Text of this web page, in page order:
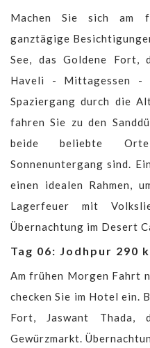
Machen Sie sich am
ganztägige
See, das Goldene Fort,
Haveli - Mittagessen -
Spaziergang durch die
fahren Sie zu den
beide beliebte
Sonnenuntergang sind.
einen idealen Rahmen,
Lagerfeuer mit
Übernachtung im Desert
Tag 06: Jodhpur 290
Am frühen Morgen Fahrt
checken Sie im Hotel ein.
Fort, Jaswant Thada,
Gewürzmarkt.